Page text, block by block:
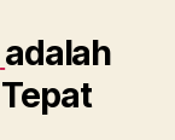
adalah